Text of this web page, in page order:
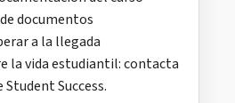
documentos
a la llegada
la vida estudiantil: contacta
Success.